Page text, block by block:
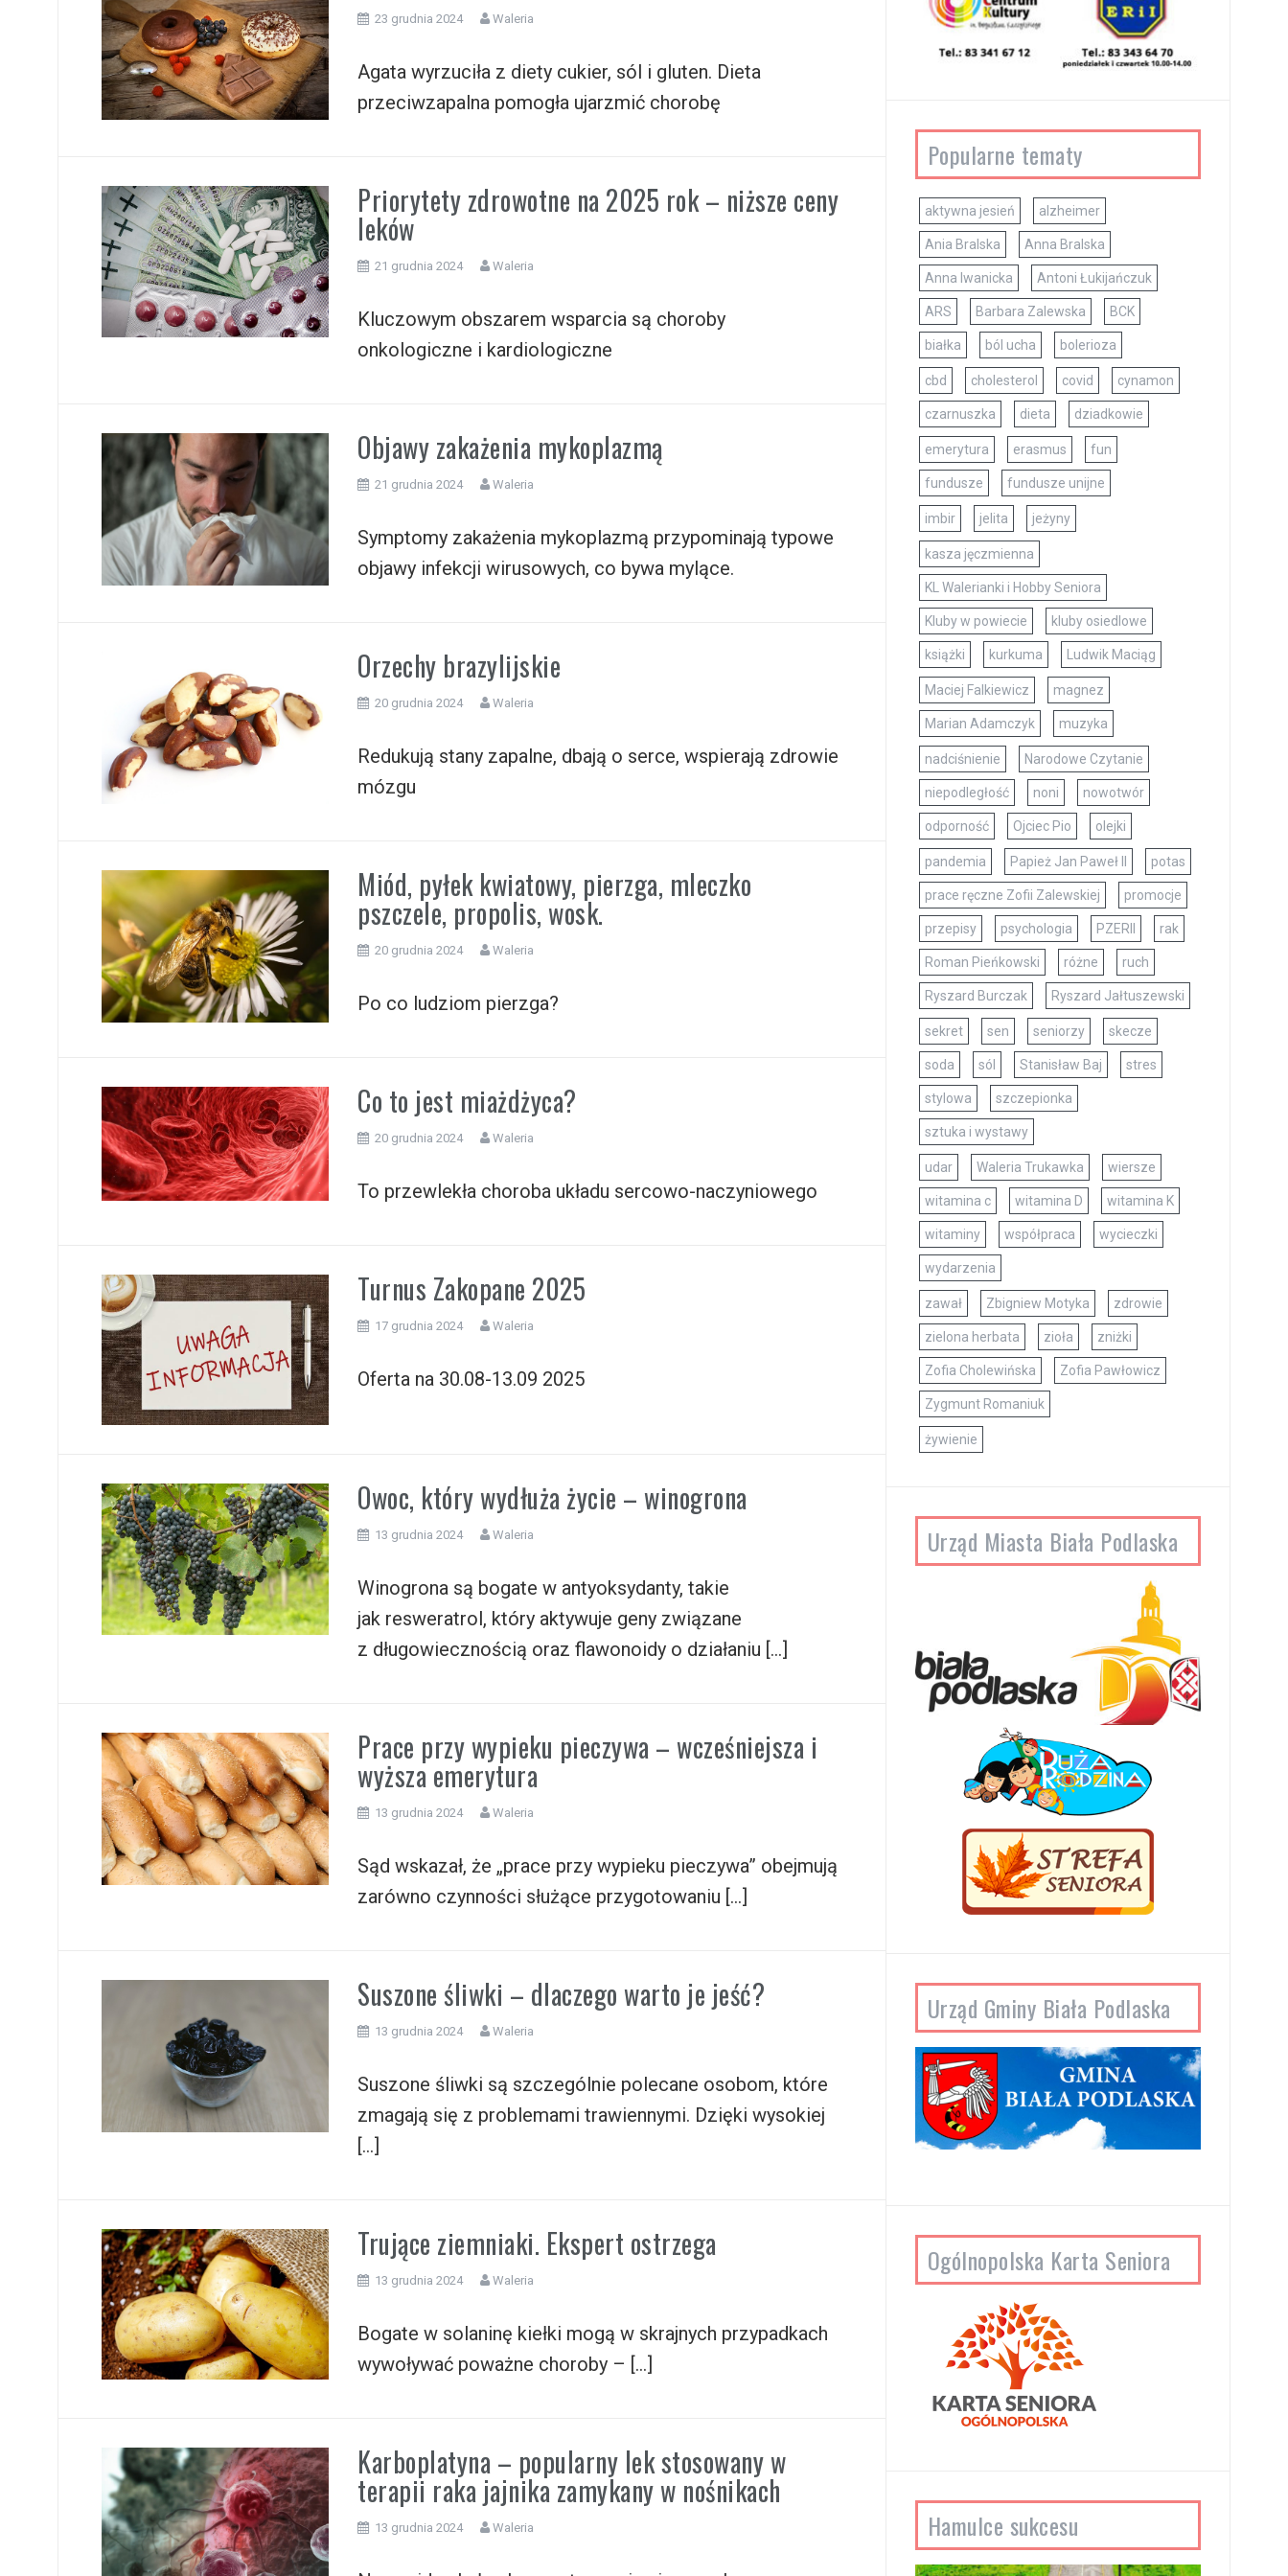
23 grudnia 2024 Waleria
Agata wyrzuciła z diety cukier, sól i gluten. Dieta
przeciwzapalna pomogła ujarzmić chorobę
Priorytety zdrowotne na 2025 rok – niższe ceny
leków
21 grudnia 2024 Waleria
Kluczowym obszarem wsparcia są choroby
onkologiczne i kardiologiczne
Objawy zakażenia mykoplazmą
21 grudnia 2024 Waleria
Symptomy zakażenia mykoplazmą przypominają typowe
objawy infekcji wirusowych, co bywa mylące.
Orzechy brazylijskie
20 grudnia 2024 Waleria
Redukują stany zapalne, dbają o serce, wspierają zdrowie
mózgu
Miód, pyłek kwiatowy, pierzga, mleczko
pszczele, propolis, wosk.
20 grudnia 2024 Waleria
Po co ludziom pierzga?
Co to jest miażdżyca?
20 grudnia 2024 Waleria
To przewlekła choroba układu sercowo-naczyniowego
Turnus Zakopane 2025
17 grudnia 2024 Waleria
Oferta na 30.08-13.09 2025
Owoc, który wydłuża życie – winogrona
13 grudnia 2024 Waleria
Winogrona są bogate w antyoksydanty, takie
jak resweratrol, który aktywuje geny związane
z długowiecznością oraz flawonoidy o działaniu […]
Prace przy wypieku pieczywa – wcześniejsza i
wyższa emerytura
13 grudnia 2024 Waleria
Sąd wskazał, że „prace przy wypieku pieczywa” obejmują
zarówno czynności służące przygotowaniu […]
Suszone śliwki – dlaczego warto je jeść?
13 grudnia 2024 Waleria
Suszone śliwki są szczególnie polecane osobom, które
zmagają się z problemami trawiennymi. Dzięki wysokiej
[…]
Trujące ziemniaki. Ekspert ostrzega
13 grudnia 2024 Waleria
Bogate w solaninę kiełki mogą w skrajnych przypadkach
wywoływać poważne choroby – […]
Karboplatyna – popularny lek stosowany w
terapii raka jajnika zamykany w nośnikach
13 grudnia 2024 Waleria
Popularne tematy
aktywna jesień alzheimer
Ania Bralska Anna Bralska
Anna Iwanicka Antoni Łukijańczuk
ARS Barbara Zalewska BCK
białka ból ucha bolerioza
cbd cholesterol covid cynamon
czarnuszka dieta dziadkowie
emerytura erasmus fun
fundusze fundusze unijne
imbir jelita jeżyny
kasza jęczmienna
KL Walerianki i Hobby Seniora
Kluby w powiecie kluby osiedlowe
książki kurkuma Ludwik Maciąg
Maciej Falkiewicz magnez
Marian Adamczyk muzyka
nadciśnienie Narodowe Czytanie
niepodległość noni nowotwór
odporność Ojciec Pio olejki
pandemia Papież Jan Paweł II potas
prace ręczne Zofii Zalewskiej promocje
przepisy psychologia PZERII rak
Roman Pieńkowski różne ruch
Ryszard Burczak Ryszard Jałtuszewski
sekret sen seniorzy skecze
soda sól Stanisław Baj stres
stylowa szczepionka
sztuka i wystawy
udar Waleria Trukawka wiersze
witamina c witamina D witamina K
witaminy współpraca wycieczki
wydarzenia
zawał Zbigniew Motyka zdrowie
zielona herbata zioła zniżki
Zofia Cholewińska Zofia Pawłowicz
Zygmunt Romaniuk
żywienie
Urząd Miasta Biała Podlaska
Urząd Gminy Biała Podlaska
Ogólnopolska Karta Seniora
Hamulce sukcesu